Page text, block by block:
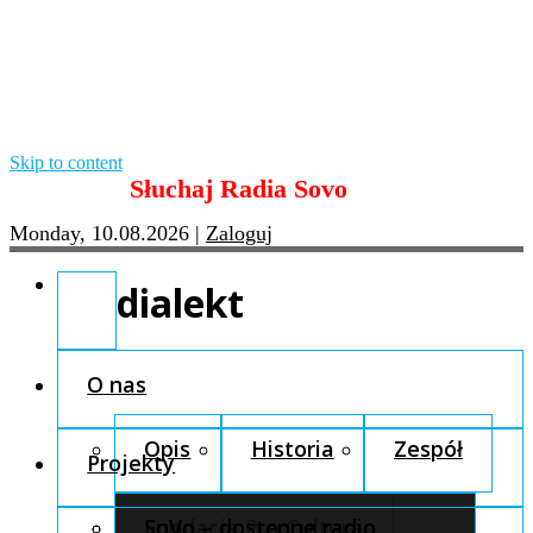
Skip to content
Słuchaj Radia Sovo
Monday, 10.08.2026 | Zaloguj
O nas
Opis Historia Zespół
Fundacja Pro Cultura
Projekty
SoVo – dostępne radio
dialekt